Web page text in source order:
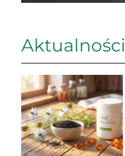
Aktualności